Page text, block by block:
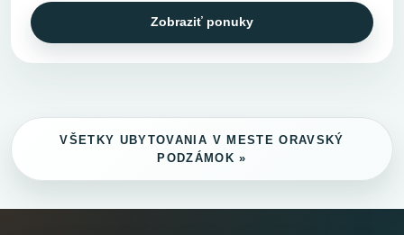
Zobraziť ponuky
VŠETKY UBYTOVANIA V MESTE ORAVSKÝ
PODZÁMOK »